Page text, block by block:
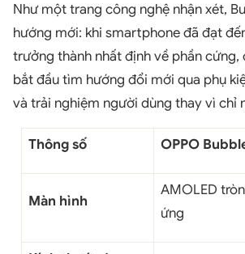
Như một trang công nghệ nhận xét,
hướng mới: khi smartphone đã đạt
trưởng thành nhất định về phần cứng,
bắt đầu tìm hướng đổi mới qua phụ
và trải nghiệm người dùng thay vì chỉ
Thông số OPPO
Màn hình
AMOLED
ứng